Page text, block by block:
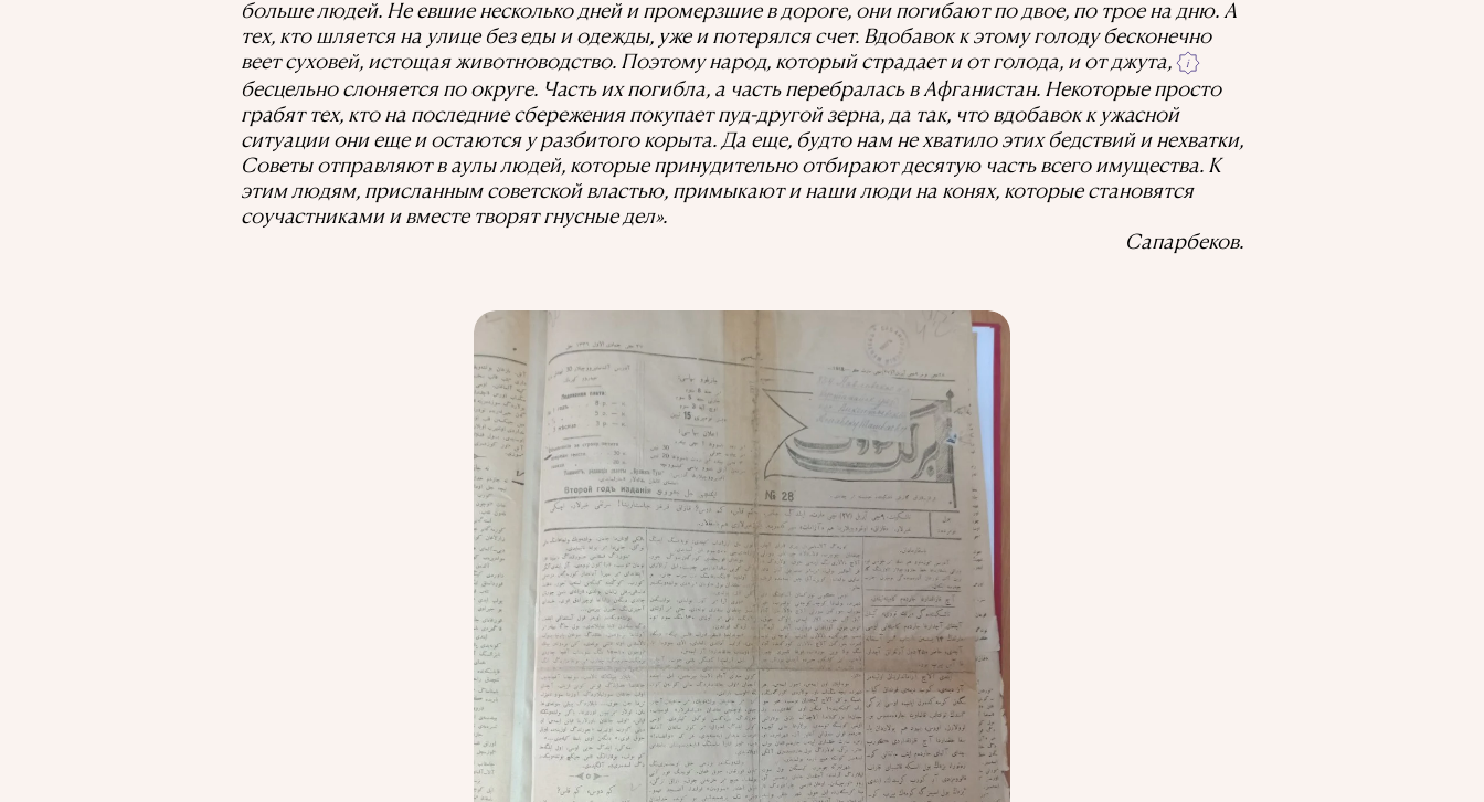
больше людей. Не евшие несколько дней и промерзшие в дороге, они погибают по двое, по трое на дню. А
тех, кто шляется на улице без еды и одежды, уже и потерялся счет. Вдобавок к этому голоду бесконечно
веет суховей, истощая животноводство. Поэтому народ, который страдает и от голода, и от джута,
i
бесцельно слоняется по округе. Часть их погибла, а часть перебралась в Афганистан. Некоторые просто
грабят тех, кто на последние сбережения покупает пуд-другой зерна, да так, что вдобавок к ужасной
ситуации они еще и остаются у разбитого корыта. Да еще, будто нам не хватило этих бедствий и нехватки,
Советы отправляют в аулы людей, которые принудительно отбирают десятую часть всего имущества. К
этим людям, присланным советской властью, примыкают и наши люди на конях, которые становятся
соучастниками и вместе творят гнусные дел».
Сапарбеков.